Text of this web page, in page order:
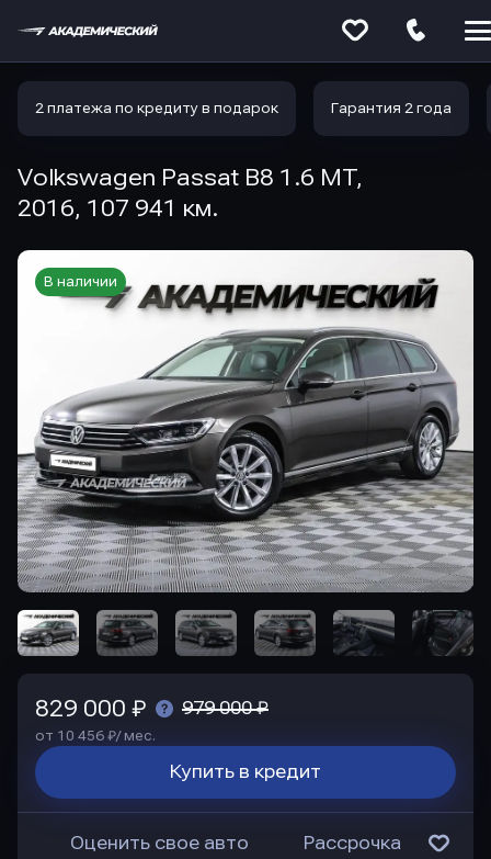
2 платежа по кредиту в подарок Гарантия 2 года
Volkswagen Passat B8 1.6 MT,
2016, 107 941 км.
В наличии
829 000 ₽ 979 000 ₽
от 10 456 ₽/ мес.
Купить в кредит
Оценить свое авто Рассрочка